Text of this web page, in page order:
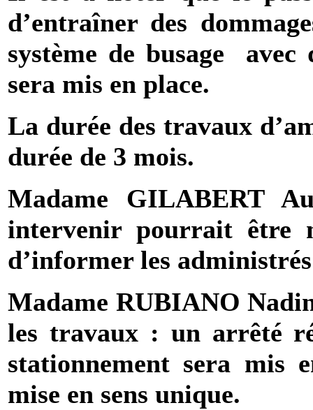
d’entraîner des
système de busage
avec
sera mis en place.
La durée des travaux
durée de 3 mois.
Madame GILABERT
intervenir pourrait être
d’informer les
Madame RUBIANO
les travaux : un arrêté
stationnement sera mis
mise en sens unique.